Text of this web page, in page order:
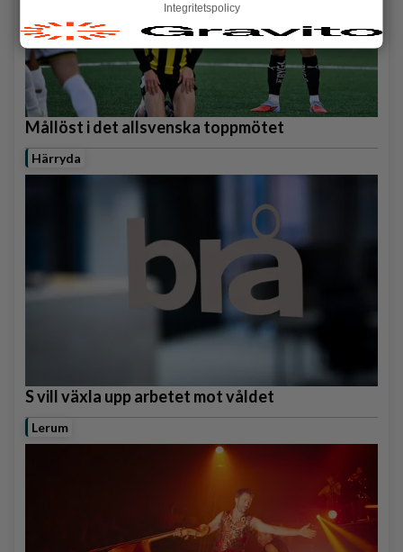
Mållöst i det allsvenska toppmötet
Härryda
S vill växla upp arbetet mot våldet
Lerum
Integritetspolicy